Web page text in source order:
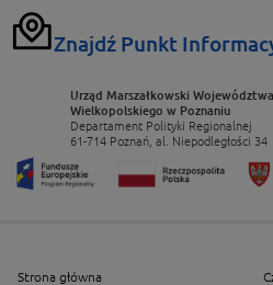
Znajdź Punkt
Urząd Marszałkowski Województwa
Wielkopolskiego w Poznaniu
Departament Polityki Regionalnej
61-714 Poznań, al. Niepodległości 34
Strona główna